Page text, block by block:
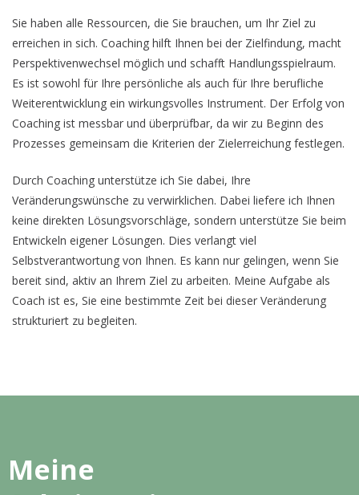
Sie haben alle Ressourcen, die Sie brauchen, um Ihr Ziel zu
erreichen in sich. Coaching hilft Ihnen bei der Zielfindung, macht
Perspektivenwechsel möglich und schafft Handlungsspielraum.
Es ist sowohl für Ihre persönliche als auch für Ihre berufliche
Weiterentwicklung ein wirkungsvolles Instrument. Der Erfolg von
Coaching ist messbar und überprüfbar, da wir zu Beginn des
Prozesses gemeinsam die Kriterien der Zielerreichung festlegen.
Durch Coaching unterstütze ich Sie dabei, Ihre
Veränderungswünsche zu verwirklichen. Dabei liefere ich Ihnen
keine direkten Lösungsvorschläge, sondern unterstütze Sie beim
Entwickeln eigener Lösungen. Dies verlangt viel
Selbstverantwortung von Ihnen. Es kann nur gelingen, wenn Sie
bereit sind, aktiv an Ihrem Ziel zu arbeiten. Meine Aufgabe als
Coach ist es, Sie eine bestimmte Zeit bei dieser Veränderung
strukturiert zu begleiten.
Meine